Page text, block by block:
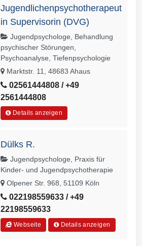
Jugendlichenpsychotherapeut
in Supervisorin (DVG)
Jugendpsychologe, Behandlung
psychischer Störungen,
Psychoanalyse, Tiefenpsychologie
Marktstr. 11, 48683 Ahaus
02561444808 / +49
2561444808
Details anzeigen
Dülks R.
Jugendpsychologe, Praxis für
Kinder- und Jugendpsychotherapie
Olpener Str. 968, 51109 Köln
022198559633 / +49
22198559633
Webseite Details anzeigen